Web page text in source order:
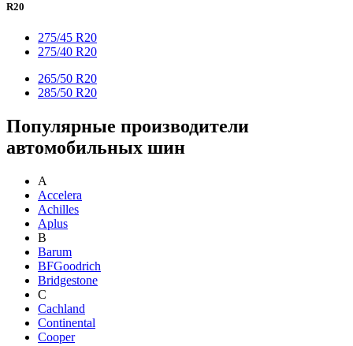
R20
275/45 R20
275/40 R20
265/50 R20
285/50 R20
Популярные производители
автомобильных шин
A
Accelera
Achilles
Aplus
B
Barum
BFGoodrich
Bridgestone
C
Cachland
Continental
Cooper